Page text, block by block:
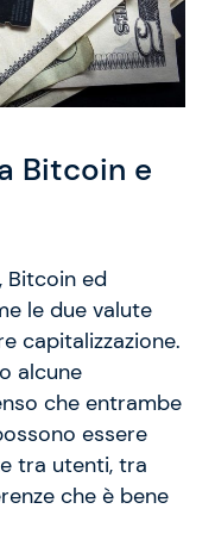
Bitcoin e
Bitcoin ed
le due valute
capitalizzazione.
alcune
che entrambe
essere
tra utenti, tra
che è bene